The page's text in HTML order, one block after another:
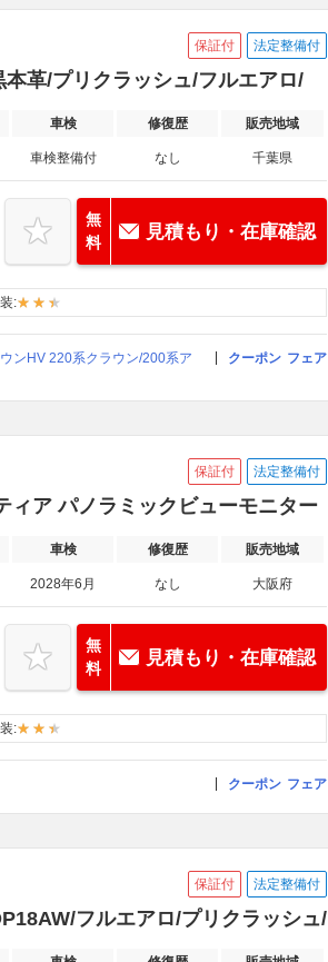
保証付 法定整備付
革/プリクラッシュ/フルエアロ/
車検 修復歴 販売地域
車検整備付 なし 千葉県
無
料
見積もり・在庫確認
:
HV 220系クラウン/200系ア
クーポン フェア
保証付 法定整備付
ィア パノラミックビューモニター
車検 修復歴 販売地域
2028年6月 なし 大阪府
無
料
見積もり・在庫確認
:
クーポン フェア
保証付 法定整備付
フルエアロ/プリクラッシュ/